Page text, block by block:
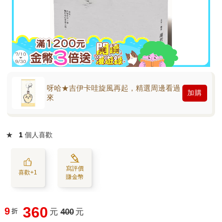
呀哈★吉伊卡哇旋風再起，精選周邊看過
來
加購
★ 1 個人喜歡
喜歡+1
寫評價
賺金幣
9 折 360 元 400 元